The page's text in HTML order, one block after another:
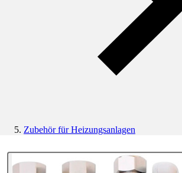
Zubehör für Heizungsanlagen